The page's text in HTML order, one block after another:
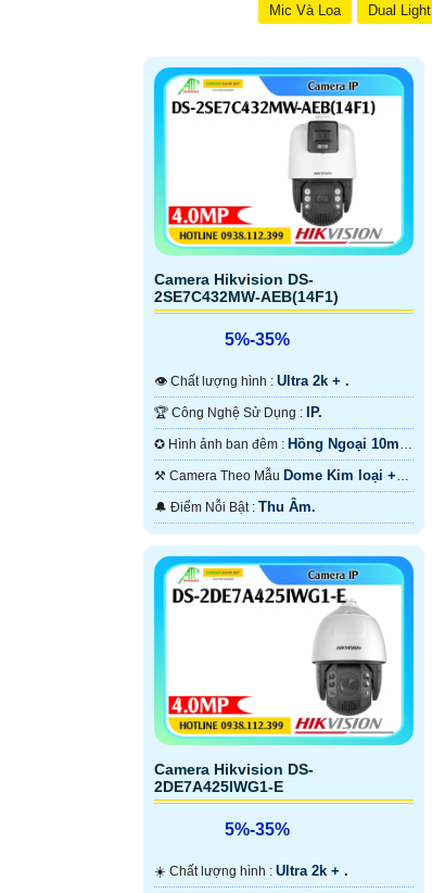
Mic Và Loa Dual Light
Camera Hikvision DS-
2SE7C432MW-AEB(14F1)
5%-35%
👁 Chất lượng hình : Ultra 2k + .
🏆 Công Nghệ Sử Dụng : IP.
✪ Hình ảnh ban đêm : Hồng Ngoại 10m
Hồng Ngoại SMD.
⚒ Camera Theo Mẫu Dome Kim loại +
Nhựa.
️🔔 Điểm Nỗi Bật : Thu Âm.
Camera Hikvision DS-
2DE7A425IWG1-E
5%-35%
☀️ Chất lượng hình : Ultra 2k + .